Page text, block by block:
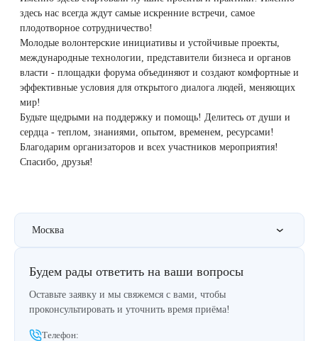
здесь нас всегда ждут самые искренние встречи, самое
плодотворное сотрудничество!
Молодые волонтерские инициативы и устойчивые проекты,
международные технологии, представители бизнеса и органов
власти - площадки форума объединяют и создают комфортные и
эффективные условия для открытого диалога людей, меняющих
мир!
Будьте щедрыми на поддержку и помощь! Делитесь от души и
сердца - теплом, знаниями, опытом, временем, ресурсами!
Благодарим организаторов и всех участников мероприятия!
Спасибо, друзья!
Москва
Будем рады ответить на ваши вопросы
Оставьте заявку и мы свяжемся с вами, чтобы
проконсультировать и уточнить время приёма!
Телефон:
Лечение прыщей (угревой сыпи)
Лечение гиперпигментации
Удаление веснушек
Удаление сосудистых звездочек
Лечение псориаза
Лазерный пилинг
Therapy Pulse
Фотодинамическая терапия HELEO™
Удалить носогубные складки
Удалить перманентный макияж
Удалить рубцы
Поднять брови
Вылечить расширенные поры
Избавиться от комедонов на лице